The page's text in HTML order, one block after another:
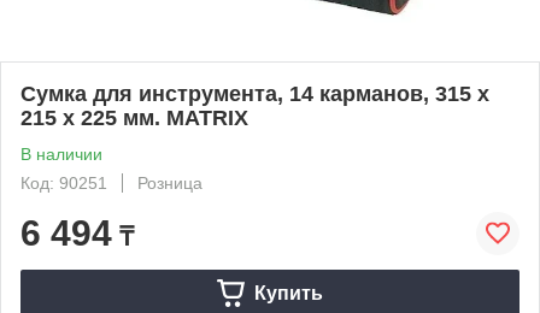
Сумка для инструмента, 14 карманов, 315 х
215 х 225 мм. MATRIX
В наличии
Код: 90251
Розница
6 494 ₸
Купить